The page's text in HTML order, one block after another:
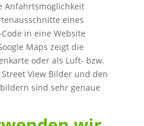
Anfahrtsmöglichkeit
eines
in eine Website
Maps zeigt die
oder als Luft- bzw.
View Bilder und den
sind sehr genaue